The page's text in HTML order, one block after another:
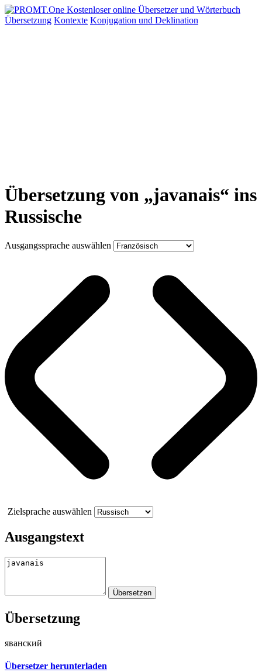
Übersetzung Kontexte Konjugation und Deklination
Übersetzung von „javanais“ ins
Russische
Ausgangssprache auswählen
Zielsprache auswählen
Ausgangstext
Übersetzung
яванский
Übersetzer herunterladen